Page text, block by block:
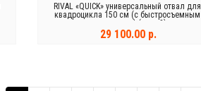
RIVAL «QUICK» универсальный отвал для
квадроцикла 150 см (с быстросъемным
механизмом) (серый)
29 100.00 р.